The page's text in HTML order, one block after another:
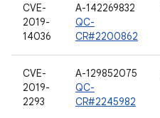
CVE-
2019-
14036
A-142269832
QC-
CR#2200862
CVE-
2019-
2293
A-129852075
QC-
CR#2245982